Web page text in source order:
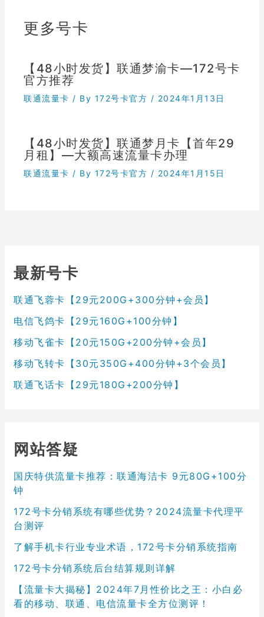
更多号卡
【48小时发货】联通梦渝卡—172号卡
官方推荐
联通流量卡 / By 172号卡官方 / 2024年1月13日
【48小时发货】联通梦月卡【首年29
月租】—大额高速流量卡办理
联通流量卡 / By 172号卡官方 / 2024年1月15日
最新号卡
联通飞蓉卡【29元200G+300分钟+会员】
电信飞鸽卡【29元160G+100分钟】
移动飞雀卡【20元150G+200分钟+会员】
移动飞转卡【30元350G+400分钟+3个会员】
联通飞话卡【29元180G+200分钟】
网站答疑
国庆特供流量卡推荐：联通海洁卡 9元80G+100分
钟
172号卡分销系统有哪些优势？2024流量卡代理平
台测评
了解手机卡行业专业术语，172号卡分销系统指南
172号卡分销系统后台结算规则详解
【流量卡大揭秘】2024年7月性价比之王：小白必
看的移动、联通、电信流量卡全方位测评！